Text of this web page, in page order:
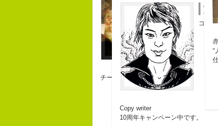
チームVision 事務局長
こんちゃっ保持壮太郎
皆からは「保持壮太郎
なぜかって言うと前に
なぜか、皆は喜んでな
ピーナッツ最高！落花
バカだけどたぶんいい
長崎県五島市
３６歳
「五島列島は
みなさん一度
江
コピ
Copy writer
10周年キャンペーン中です。
"